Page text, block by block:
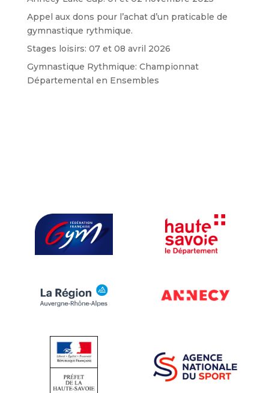
Appel aux dons pour l’achat d’un praticable de
gymnastique rythmique.
Stages loisirs: 07 et 08 avril 2026
Gymnastique Rythmique: Championnat
Départemental en Ensembles